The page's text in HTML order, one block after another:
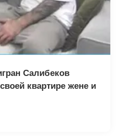
Салибеков
квартире жене и